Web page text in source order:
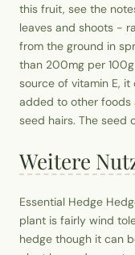
this fruit, see the
leaves and shoots -
from the ground in
than 200mg per
source of vitamin E,
added to other foods
seed hairs. The seed
Weitere
Essential Hedge
plant is fairly wind
hedge though it can